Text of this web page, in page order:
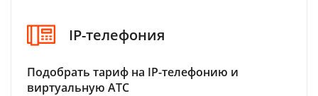
IP-телефония
Подобрать тариф на IP-телефонию и
виртуальную АТС